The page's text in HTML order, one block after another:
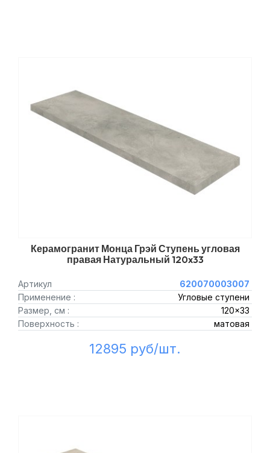
Керамогранит Монца Грэй Ступень угловая
правая Натуральный 120x33
Артикул
620070003007
Применение :
Угловые ступени
Размер, см :
120x33
Поверхность :
матовая
12895 руб/шт.